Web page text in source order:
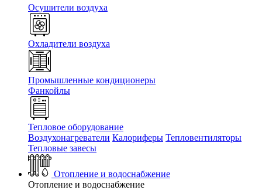
Осушители воздуха
Охладители воздуха
Промышленные кондиционеры
Фанкойлы
Тепловое оборудование
Воздухонагреватели Калориферы Тепловентиляторы
Тепловые завесы
Отопление и водоснабжение
Отопление и водоснабжение